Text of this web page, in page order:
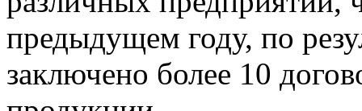
предыдущем году, по
заключено более 10